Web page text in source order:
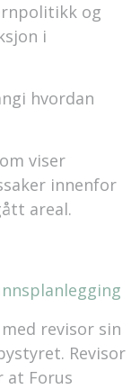
og
i
hvordan
viser
innenfor
areal.
revisor sin
Revisor
Forus